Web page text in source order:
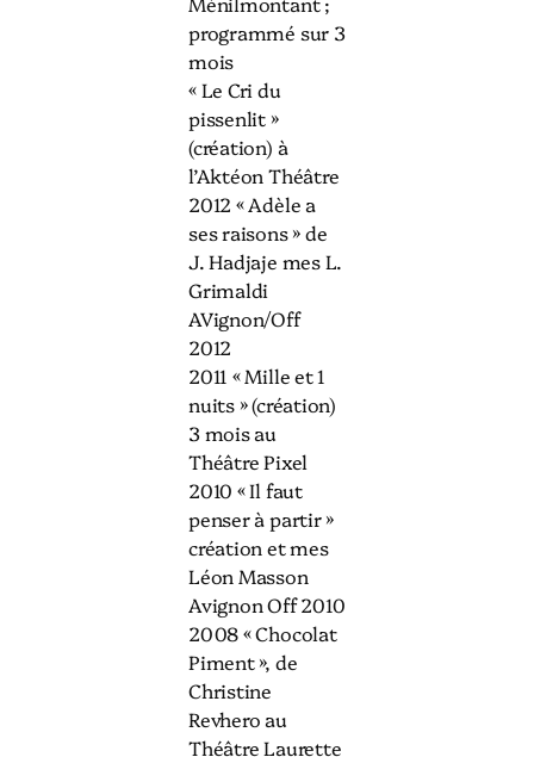
programmé sur 3
mois
« Le Cri du
pissenlit »
(création) à
l’Aktéon Théâtre
2012 « Adèle a
ses raisons » de
J. Hadjaje mes L.
Grimaldi
AVignon/Off
2012
2011 « Mille et 1
nuits » (création)
3 mois au
Théâtre Pixel
2010 « Il faut
penser à partir »
création et mes
Léon Masson
Avignon Off 2010
2008 « Chocolat
Piment », de
Christine
Revhero au
Théâtre Laurette